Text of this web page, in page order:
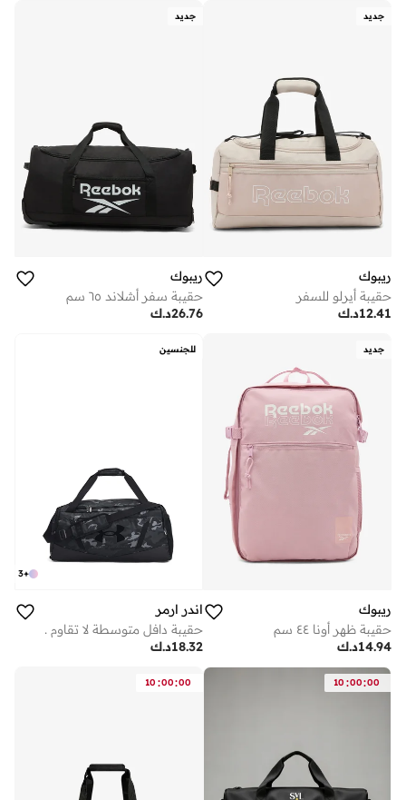
جديد
ريبوك
حقيبة أيرلو للسفر
د.ك12.41
جديد
ريبوك
حقيبة سفر أشلاند ٦٥ سم
د.ك26.76
جديد
ريبوك
حقيبة ظهر أونا ٤٤ سم
د.ك14.94
للجنسين
+
3
اندر ارمر
حقيبة دافل متوسطة لا تقاوم .
د.ك18.32
10 :00:00
10 :00:00